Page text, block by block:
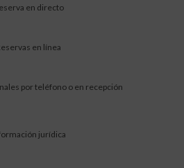
en directo
en línea
por teléfono o en recepción
jurídica